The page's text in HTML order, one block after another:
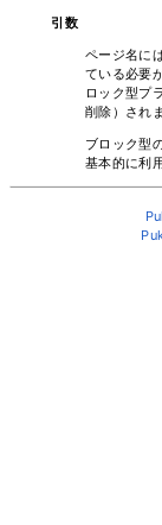
引数
ページ名に
ている必要
ロック型プ
削除）され
ブロック型
基本的に利